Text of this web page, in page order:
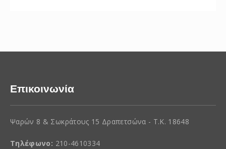
Επικοινωνία
Ψαρών 8 & Σωκράτους 15 Δραπετσώνα - Τ.Κ. 18648
Τηλέφωνο: 210-4610334